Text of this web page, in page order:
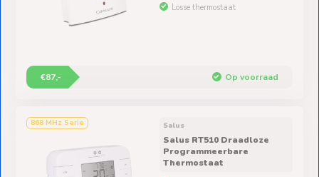
Losse thermostaat
€87,- Op voorraad
868 MHz Serie Salus
Salus RT510 Draadloze
Programmeerbare
Thermostaat